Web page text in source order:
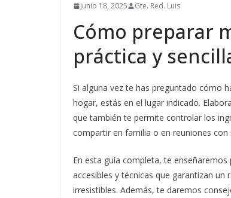
junio 18, 2025 Gte. Red. Luis
Cómo preparar
práctica y
Si alguna vez te has preguntado cómo
hogar, estás en el lugar indicado.
que también te permite controlar los
compartir en familia o en reuniones con
En esta guía completa, te
accesibles y técnicas que garantizan
irresistibles. Además, te daremos